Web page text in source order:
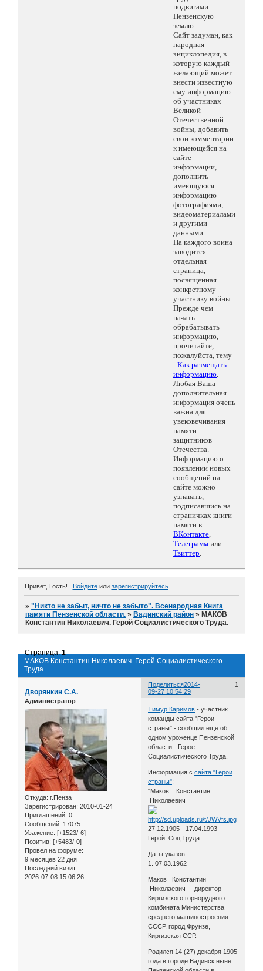
подвигами
Пензенскую
землю.
Сайт задуман, как
народная
энциклопедия, в
которую каждый
желающий может
внести известную
ему информацию
об участниках
Великой
Отечественной
войны, добавить
свои комментарии
к имеющейся на
сайте
информации,
дополнить
имеющуюся
информацию
фотографиями,
видеоматериалами
и другими
данными.
На каждого воина
заводится
отдельная
страница,
посвященная
конкретному
участнику войны.
Прежде чем
начать
обрабатывать
информацию,
прочитайте,
пожалуйста, тему
- Как размещать
информацию.
Любая Ваша
дополнительная
информация очень
важна для
увековечивания
памяти
защитников
Отечества.
Информацию о
появлении новых
сообщений на
сайте можно
узнавать,
подписавшись на
страничках книги
памяти в
ВКонтакте,
Телеграмм или
Твиттер.
Привет, Гость! Войдитеили зарегистрируйтесь.
»"Никто не забыт, ничто не забыто". Всенародная Книга
памяти Пензенской области. » Вадинский район » МАКОВ
Константин Николаевич. Герой Социалистического Труда.
МАКОВ Константин Николаевич. Герой Социалистического
Труда.
Страница:1
Поделиться 1
2014-
09-27 10:54:29
Дворянкин С.А.
Администратор
Откуда: г.Пенза
Зарегистрирован: 2010-01-24
Приглашений: 0
Сообщений: 17075
Уважение: [+1523/-6]
Позитив: [+5483/-0]
Провел на форуме:
9 месяцев 22 дня
Последний визит:
2026-07-08 15:06:26
Тимур Каримов - участник
команды сайта "Герои
страны" - сообщил еще об
одном уроженце Пензенской
области - Герое
Социалистического Труда.
Информация ссайта "Герои
страны":
"Маков Константин
Николаевич
27.12.1905 - 17.04.1993
Герой Соц.Труда
Даты указов
1. 07.03.1962
Маков Константин
Николаевич – директор
Киргизского горнорудного
комбината Министерства
среднего машиностроения
СССР, город Фрунзе,
Киргизская ССР.
Родился 14 (27) декабря 1905
года в городе Вадинск ныне